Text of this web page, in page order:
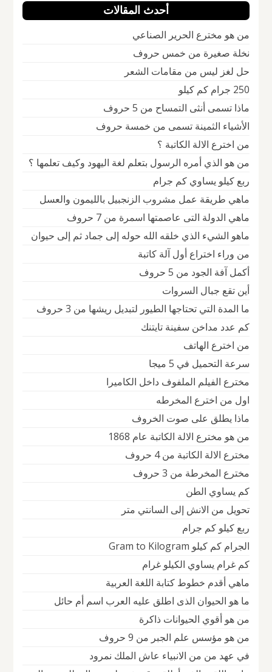
أحدث المقالات
من هو مخترع الحرير الصناعي
نخلة صغيرة من خمس حروف
حل لغز ليس من مقامات الشعر
250 جرام كم كيلو
ماذا تسمى أنثى التمساح من 5 حروف
الأشياء الثمينة تسمى من خمسة حروف
من اخترع الالة الكاتبة ؟
من هو الذي أمره الرسول بتعلم لغة اليهود وكيف تعلمها ؟
ربع كيلو يساوي كم جرام
ماهي طريقة عمل مشروب الزنجبيل بالليمون والعسل
ماهي الدولة التى عاصمتها اسمرة من 7 حروف
ماهو الشيء الذي خلقه الله حوله إلى جماد ثم إلى حيوان
من وراء اختراع أول آلة كاتبة
أكمل آفة الجود من 5 حروف
أين تقع جبال السروات
ما المدة التي تحتاجها الطيور لتبديل ريشها من 3 حروف
كم عدد مداخن سفينة تايتنك
من اخترع الهاتف
سرعة التحميل في 5 ميجا
مخترع الفيلم الملفوف داخل الكاميرا
اول من اخترع المخرطه
ماذا يطلق على صوت الخروف
من هو مخترع الالة الكاتبة عام 1868
مخترع الالة الكاتبة من 4 حروف
مخترع المخرطة من 3 حروف
كم يساوي الطن
تحويل من الانش إلى السانتي متر
ربع كيلو كم جرام
الجرام كم كيلو Gram to Kilogram
كم غرام يساوي الكيلو غرام
ماهي أقدم خطوط كتابة اللغة العربية
ما هو الحيوان الذى اطلق عليه العرب اسم أم حائل
من هو أقوي الحيوانات ذاكرة
من هو مؤسس علم الجبر من 9 حروف
في عهد من من الانبياء عاش الملك نمرود